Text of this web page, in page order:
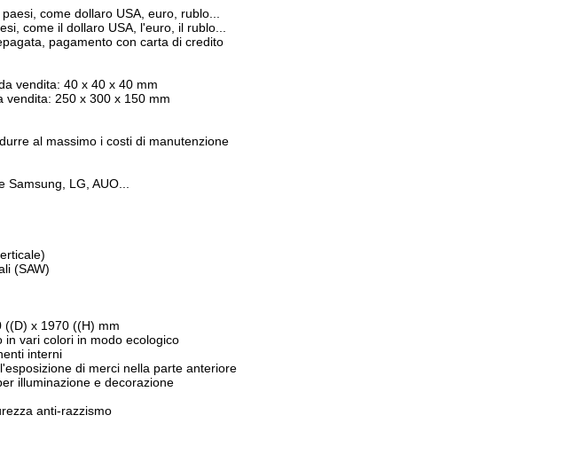
come dollaro USA, euro, rublo...
come il dollaro USA, l'euro, il rublo...
pagamento con carta di credito
vendita: 40 x 40 x 40 mm
vendita: 250 x 300 x 150 mm
al massimo i costi di manutenzione
LG, AUO...
(SAW)
((D) x 1970 ((H) mm
in vari colori in modo ecologico
interni
di merci nella parte anteriore
illuminazione e decorazione
anti-razzismo